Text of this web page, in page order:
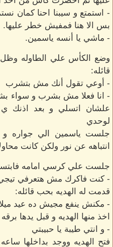
- استمتع و سيبنا احنا كمان
بس الا هنا فمفيش خطر عليها.
- ماشي يا أنسه ياسمين.
وضع الكأس علي الطاوله
قائله:
- أوعي تقول أنك مش بتشرب
- انا فعلا مش بشرب و سواء
علشان اتسلي و بعد اذنك ي
لوحدي
جلست ياسمين الي جواره و
انتباهه عن نور ولكن كانت
جلست علي كرسي امامه فابتسم
- كنت فاكرك مش هتعرفي
قدمت له الهديه بحب قائله:
- مكنش ينفع مجيش ده عيد
اخذ منها الهديه و قبل يدها برقه
- و انتي طيبة يا حبيبتي
فتح الهديه ووجد بداخلها